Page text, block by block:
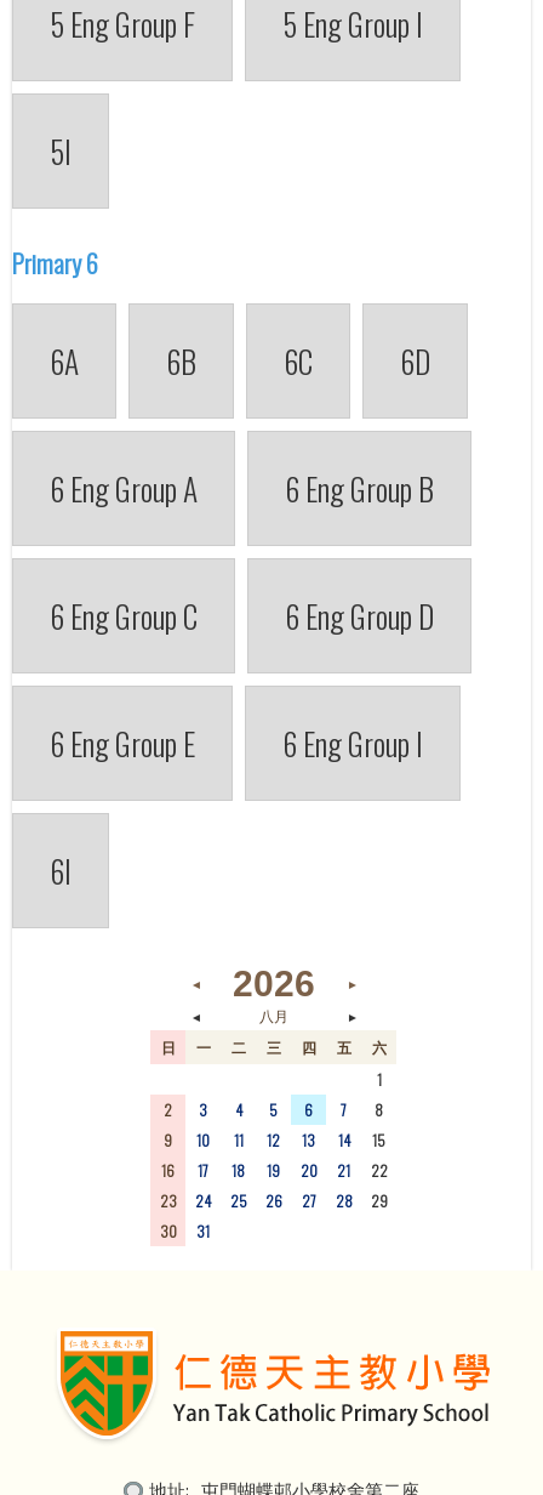
5 Eng Group F 5 Eng Group I
5I
Primary 6
6A 6B 6C 6D
6 Eng Group A 6 Eng Group B
6 Eng Group C 6 Eng Group D
6 Eng Group E 6 Eng Group I
6I
◄ 2026
►
◄
八月 ►
日 一 二 三 四 五
六
1
2
3 4 5 6 7
8
9
10 11 12 13 14
15
16
17 18 19 20 21
22
23
24 25 26 27 28
29
30
31
地址: 屯門蝴蝶邨小學校舍第二座